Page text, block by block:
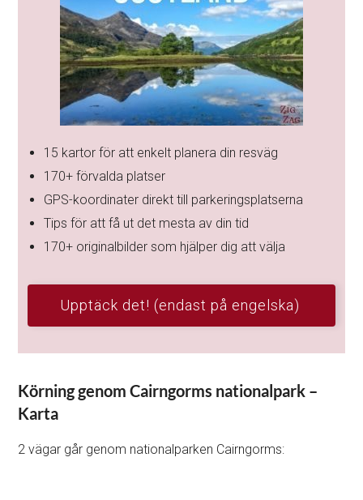
15 kartor för att enkelt planera din resväg
170+ förvalda platser
GPS-koordinater direkt till parkeringsplatserna
Tips för att få ut det mesta av din tid
170+ originalbilder som hjälper dig att välja
Upptäck det! (endast på engelska)
Körning genom Cairngorms nationalpark –
Karta
2 vägar går genom nationalparken Cairngorms: